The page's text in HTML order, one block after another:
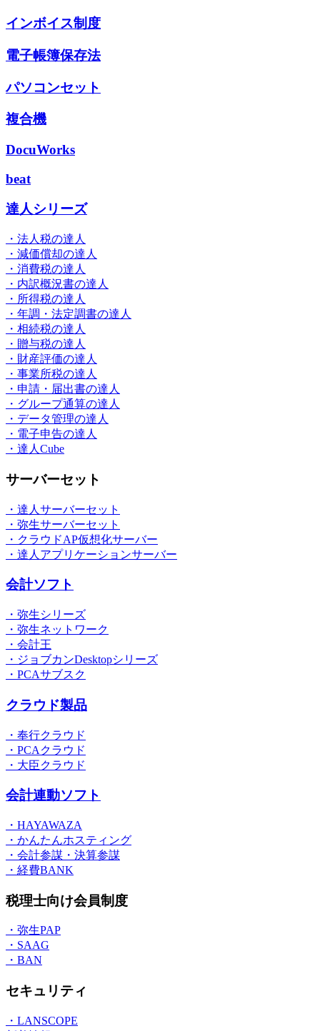
インボイス制度
電子帳簿保存法
パソコンセット
複合機
DocuWorks
beat
達人シリーズ
・法人税の達人
・減価償却の達人
・消費税の達人
・内訳概況書の達人
・所得税の達人
・年調・法定調書の達人
・相続税の達人
・贈与税の達人
・財産評価の達人
・事業所税の達人
・申請・届出書の達人
・グループ通算の達人
・データ管理の達人
・電子申告の達人
・達人Cube
サーバーセット
・達人サーバーセット
・弥生サーバーセット
・クラウドAP仮想化サーバー
・達人アプリケーションサーバー
会計ソフト
・弥生シリーズ
・弥生ネットワーク
・会計王
・ジョブカンDesktopシリーズ
・PCAサブスク
クラウド製品
・奉行クラウド
・PCAクラウド
・大臣クラウド
会計連動ソフト
・HAYAWAZA
・かんたんホスティング
・会計参謀・決算参謀
・経費BANK
税理士向け会員制度
・弥生PAP
・SAAG
・BAN
セキュリティ
・LANSCOPE